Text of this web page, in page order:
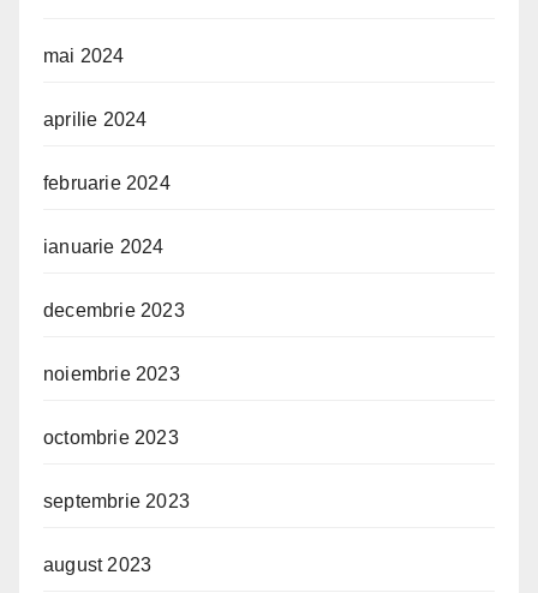
mai 2024
aprilie 2024
februarie 2024
ianuarie 2024
decembrie 2023
noiembrie 2023
octombrie 2023
septembrie 2023
august 2023